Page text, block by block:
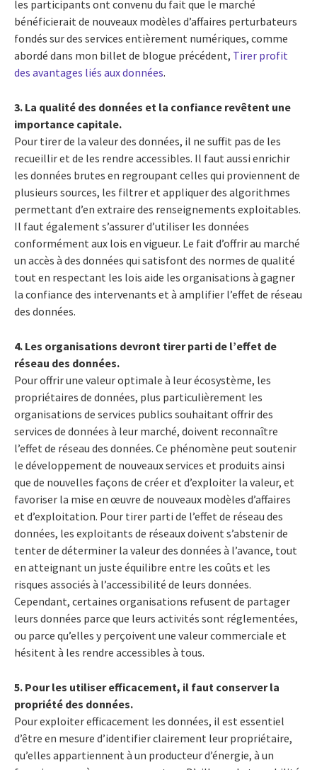
les participants ont convenu du fait que le marché
bénéficierait de nouveaux modèles d’affaires perturbateurs
fondés sur des services entièrement numériques, comme
abordé dans mon billet de blogue précédent, Tirer profit
des avantages liés aux données.
3. La qualité des données et la confiance revêtent une
importance capitale.
Pour tirer de la valeur des données, il ne suffit pas de les
recueillir et de les rendre accessibles. Il faut aussi enrichir
les données brutes en regroupant celles qui proviennent de
plusieurs sources, les filtrer et appliquer des algorithmes
permettant d’en extraire des renseignements exploitables.
Il faut également s’assurer d’utiliser les données
conformément aux lois en vigueur. Le fait d’offrir au marché
un accès à des données qui satisfont des normes de qualité
tout en respectant les lois aide les organisations à gagner
la confiance des intervenants et à amplifier l’effet de réseau
des données.
4. Les organisations devront tirer parti de l’effet de
réseau des données.
Pour offrir une valeur optimale à leur écosystème, les
propriétaires de données, plus particulièrement les
organisations de services publics souhaitant offrir des
services de données à leur marché, doivent reconnaître
l’effet de réseau des données. Ce phénomène peut soutenir
le développement de nouveaux services et produits ainsi
que de nouvelles façons de créer et d’exploiter la valeur, et
favoriser la mise en œuvre de nouveaux modèles d’affaires
et d’exploitation. Pour tirer parti de l’effet de réseau des
données, les exploitants de réseaux doivent s’abstenir de
tenter de déterminer la valeur des données à l’avance, tout
en atteignant un juste équilibre entre les coûts et les
risques associés à l’accessibilité de leurs données.
Cependant, certaines organisations refusent de partager
leurs données parce que leurs activités sont réglementées,
ou parce qu’elles y perçoivent une valeur commerciale et
hésitent à les rendre accessibles à tous.
5. Pour les utiliser efficacement, il faut conserver la
propriété des données.
Pour exploiter efficacement les données, il est essentiel
d’être en mesure d’identifier clairement leur propriétaire,
qu’elles appartiennent à un producteur d’énergie, à un